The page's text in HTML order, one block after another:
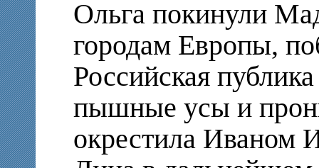
Ольга покинули
городам Европы,
Российская
пышные усы и
окрестила Иваном